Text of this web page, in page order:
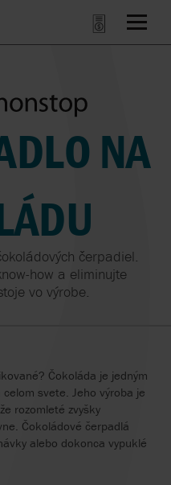
NA
čerpadiel.
how a eliminujte
vo výrobe.
Čokoláda je jedným
svete. Jeho výroba je
rozomleté zvyšky
Čokoládové čerpadlá
alebo dokonca vypuklé